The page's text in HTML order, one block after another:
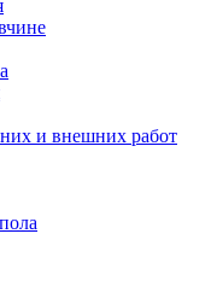
и внешних работ